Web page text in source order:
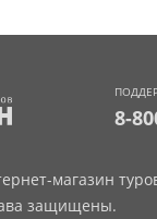
8-
магазин
защищены.